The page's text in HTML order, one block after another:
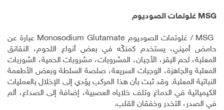
MSG غلوتمات الصوديوم
MSG / غلوتمات الصوديوم Monosodium Glutamate عبارة عن
حامض أميني، يستخدم كمنكّه في بعض أنواع اللحوم، النقانق
المعلبة، لحم البقر، الأجبان، المشروبات، مشروبات الحمية، الشوربات
المعلبة والجاهزة، الوجبات السريعة، صلصة السلطة وبعض الأطعمة
النباتية المعلبة. وقد ثبت بأن هذا المركب يؤدي إلى الإخلال بالعمليات
الكيميائية في الدماغ وتلف خلاياه العصبية، إضافة إلى الصداع، ألم
في الصدر، التخدر وخفقان القلب.